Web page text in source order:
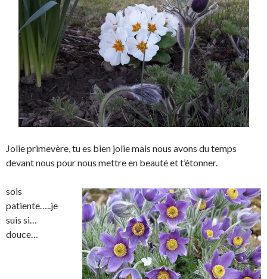
Jolie primevère, tu es bien jolie mais nous avons du temps
devant nous pour nous mettre en beauté et t’étonner.
sois
patiente…..je
suis si…
douce…